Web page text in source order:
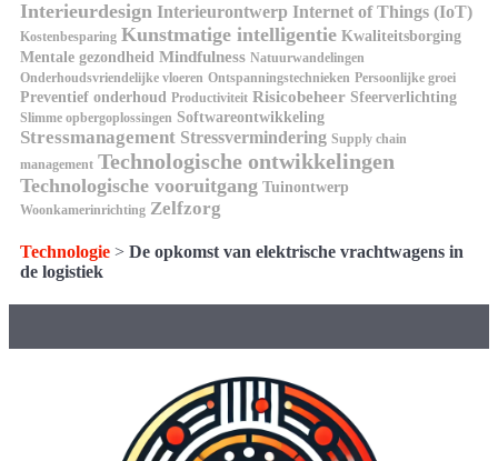
Interieurdesign Interieurontwerp Internet of Things (IoT)
Kostenbesparing Kunstmatige intelligentie Kwaliteitsborging
Mentale gezondheid Mindfulness Natuurwandelingen
Onderhoudsvriendelijke vloeren Ontspanningstechnieken Persoonlijke groei
Preventief onderhoud Productiviteit Risicobeheer Sfeerverlichting
Slimme opbergoplossingen Softwareontwikkeling
Stressmanagement Stressvermindering Supply chain
management Technologische ontwikkelingen
Technologische vooruitgang Tuinontwerp
Woonkamerinrichting Zelfzorg
Technologie > De opkomst van elektrische vrachtwagens in
de logistiek